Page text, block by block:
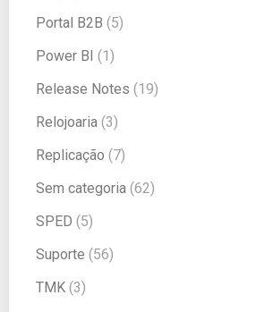
Portal B2B (5)
Power BI (1)
Release Notes (19)
Relojoaria (3)
Replicação (7)
Sem categoria (62)
SPED (5)
Suporte (56)
TMK (3)